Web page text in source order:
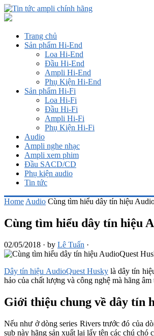
Trang chủ
Sản phẩm Hi-End
Loa Hi-End
Đầu Hi-End
Ampli Hi-End
Phụ Kiện Hi-End
Sản phẩm Hi-Fi
Loa Hi-Fi
Đầu Hi-Fi
Ampli Hi-Fi
Phụ Kiện Hi-Fi
Audio
Ampli nghe nhạc
Ampli xem phim
Đầu SACD/CD
Phụ kiện audio
Tin tức
Home Audio Cùng tìm hiểu dây tín hiệu
Cùng tìm hiểu dây tín hiệu
02/05/2018 · by Lê Tuấn ·
Dây tín hiệu AudioQuest Huskylà dây tín
hảo của chất lượng và công nghệ mà hãng
Giới thiệu chung về dây tín
Nếu như ở dòng series Rivers trước đó của
sub này hãng sản xuất lại lấy tên các chú